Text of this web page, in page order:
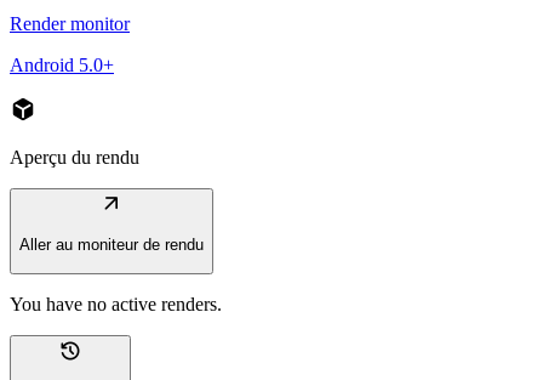
Render monitor
Android 5.0+
deployed_code
Aperçu du rendu
arrow_outward
Aller au moniteur de rendu
You have no active renders.
history